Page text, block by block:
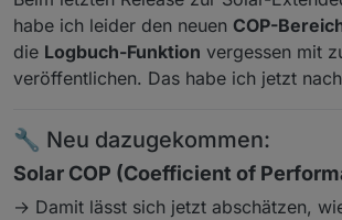
habe ich leider den neuen COP-
die Logbuch-Funktion vergessen mit
veröffentlichen. Das habe ich jetzt
🔧 Neu dazugekommen:
Solar COP (Coefficient of
→ Damit lässt sich jetzt abschätzen,